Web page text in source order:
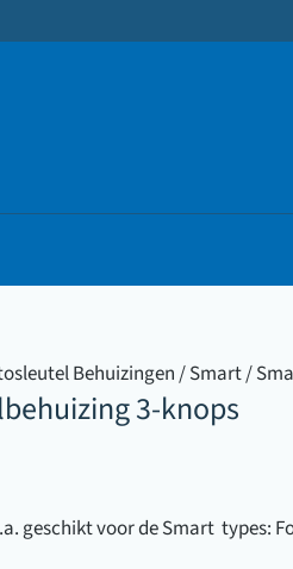
Behuizingen/Smart/
3-knops
geschikt voor de Smart types: